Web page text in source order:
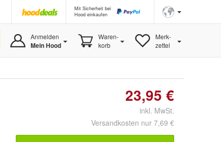
Mit Sicherheit bei
Hood einkaufen
Anmelden
Mein Hood
Waren-
korb
Merk-
zettel
23,95 €
inkl. MwSt.
Versandkosten nur 7,69 €